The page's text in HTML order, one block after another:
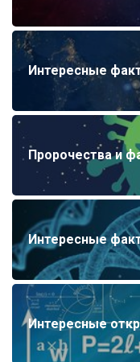
Интересные
Пророчества и
Интересные
Интересные